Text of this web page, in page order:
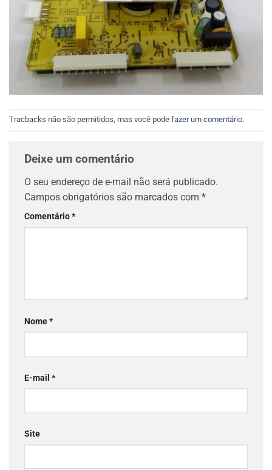
Tracbacks não são permitidos, mas você pode fazer um comentário.
Deixe um comentário
O seu endereço de e-mail não será publicado.
Campos obrigatórios são marcados com *
Comentário*
Nome*
E-mail *
Site